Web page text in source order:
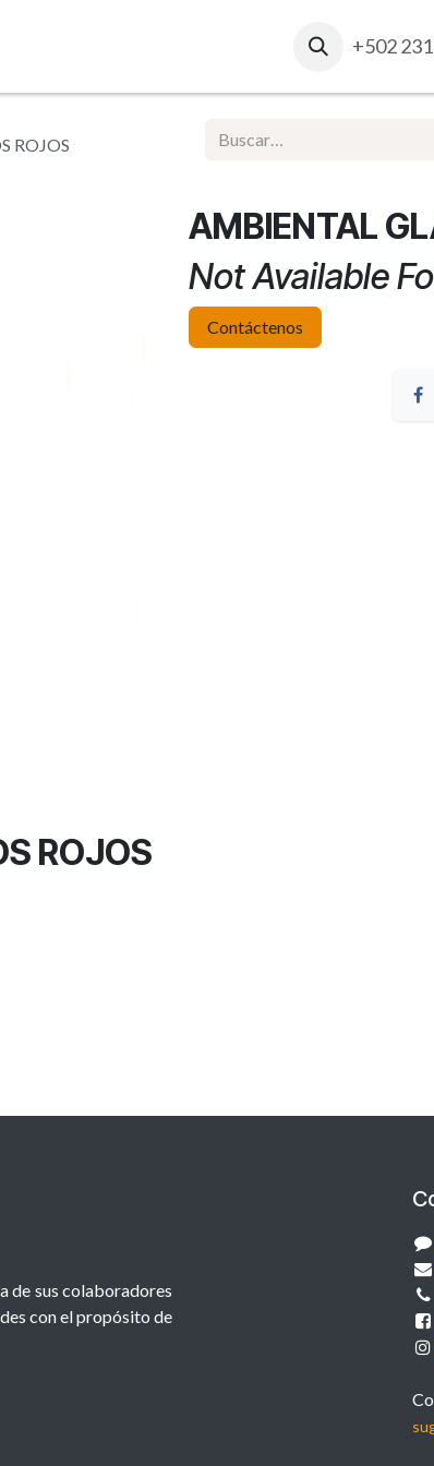
Ventas Corporativas +502
ROJOS
AMBIENTAL
Not Available
Contáctenos
ROJOS
de sus colaboradores
con el propósito de